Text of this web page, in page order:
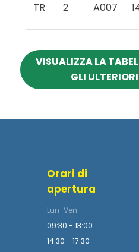
TR 2 A007
VISUALIZZA LA
GLI
Orari di
apertura
Lun-Ven:
09:30 - 13:00
14:30 - 17:30